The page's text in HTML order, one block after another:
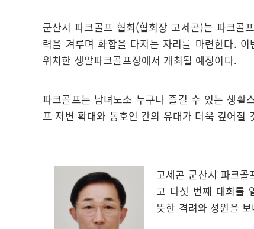
군산시 파크골프 협회(협회장 고세곤)는 파크골
력을 겨루며 화합을 다지는 자리를 마련한다.
위치한 생말파크골프장에서 개최될 예정이다.
파크골프는 남녀노소 누구나 즐길 수 있는 생활
프 저변 확대와 동호인 간의 유대가 더욱 깊어질
고세곤 군산시 파크
고 다섯 번째 대회를
뜻한 격려와 성원을